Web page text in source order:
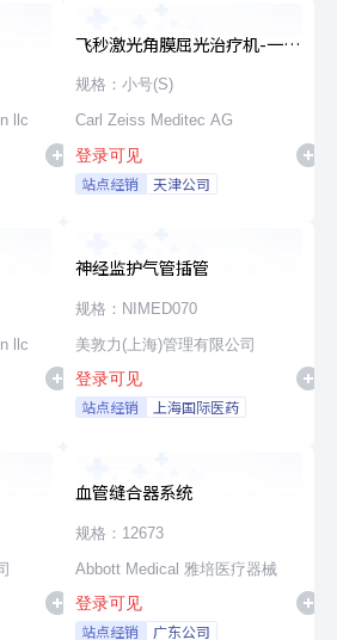
llc
飞秒激光角膜屈光治疗机-一次
性使用无菌治疗包
规格：小号(S)
Carl Zeiss Meditec AG
登录可见
站点经销 天津公司
llc
神经监护气管插管
规格：NIMED070
美敦力(上海)管理有限公司
登录可见
站点经销 上海国际医药
血管缝合器系统
规格：12673
Abbott Medical 雅培医疗器械
登录可见
站点经销 广东公司